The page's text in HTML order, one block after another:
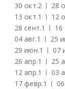
30 окт.2 28
13 окт.1 12
28 сент.1 16
04 авг.1 25
29 июн.1 07
26 апр.1 25
12 апр.1 03
17 февр.1